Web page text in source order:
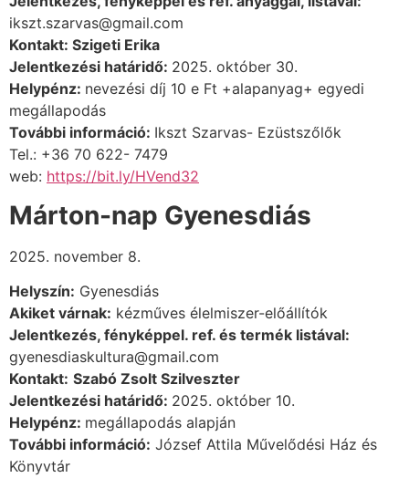
ikszt.szarvas@gmail.com
Kontakt: Szigeti Erika
Jelentkezési határidő: 2025. október 30.
Helypénz: nevezési díj 10 e Ft +alapanyag+ egyedi
megállapodás
További információ: Ikszt Szarvas- Ezüstszőlők
Tel.: +36 70 622- 7479
web: https://bit.ly/HVend32
Márton-nap Gyenesdiás
2025. november 8.
Helyszín: Gyenesdiás
Akiket várnak: kézműves élelmiszer-előállítók
Jelentkezés, fényképpel. ref. és termék listával:
gyenesdiaskultura@gmail.com
Kontakt: Szabó Zsolt Szilveszter
Jelentkezési határidő: 2025. október 10.
Helypénz: megállapodás alapján
További információ: József Attila Művelődési Ház és
Könyvtár